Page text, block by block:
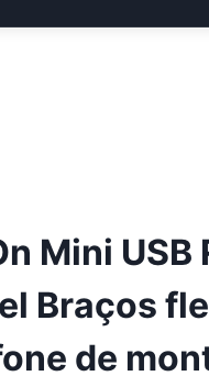
Mini USB
Braços
de